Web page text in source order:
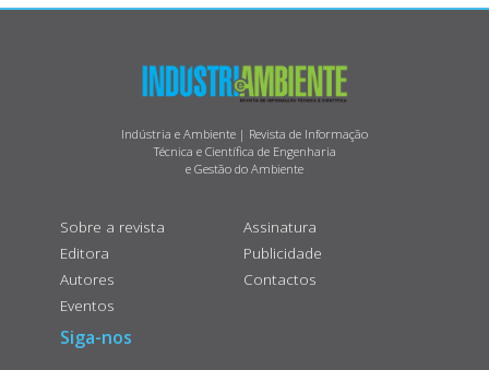
Indústria e Ambiente | Revista de Informação
Técnica e Científica de Engenharia
e Gestão do Ambiente
Sobre a revista
Editora
Autores
Eventos
Assinatura
Publicidade
Contactos
Siga-nos